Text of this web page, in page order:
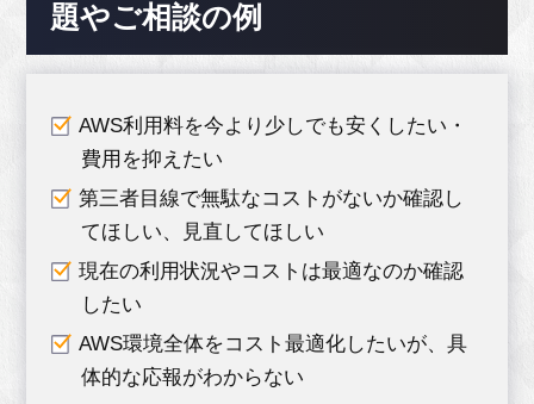
題やご相談の例
AWS利用料を今より少しでも安くしたい・
費用を抑えたい
第三者目線で無駄なコストがないか確認し
てほしい、見直してほしい
現在の利用状況やコストは最適なのか確認
したい
AWS環境全体をコスト最適化したいが、具
体的な応報がわからない